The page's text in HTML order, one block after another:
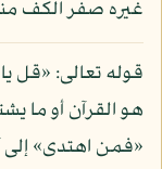
غيره صفر الكف
قوله تعالى: «قل
هو القرآن أو ما
«فمن اهتدى» إلى